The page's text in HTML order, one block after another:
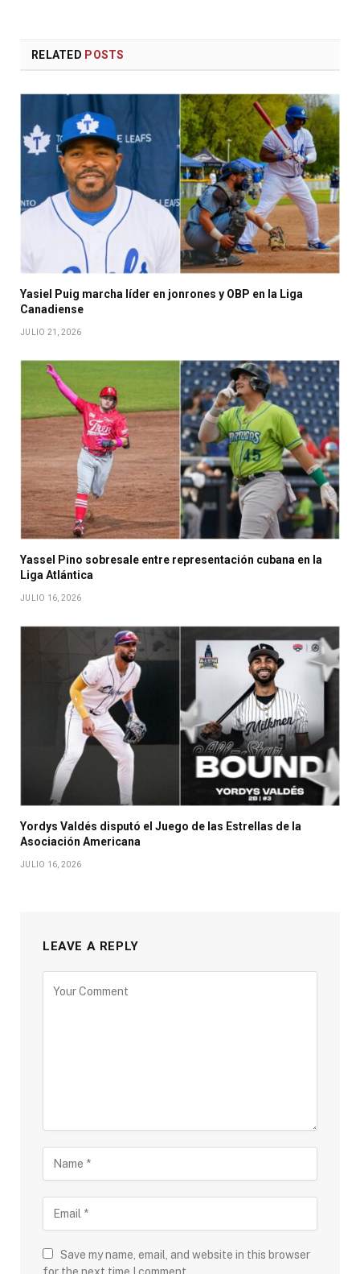
RELATED POSTS
Yasiel Puig marcha líder en jonrones y OBP en la Liga
Canadiense
JULIO 21, 2026
Yassel Pino sobresale entre representación cubana en la
Liga Atlántica
JULIO 16, 2026
Yordys Valdés disputó el Juego de las Estrellas de la
Asociación Americana
JULIO 16, 2026
LEAVE A REPLY
Save my name, email, and website in this browser